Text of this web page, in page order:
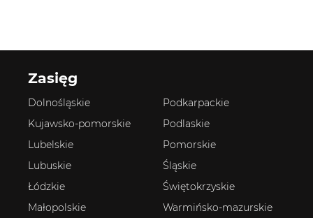
Zasięg
Dolnośląskie
Kujawsko-pomorskie
Lubelskie
Lubuskie
Łódzkie
Małopolskie
Podkarpackie
Podlaskie
Pomorskie
Śląskie
Świętokrzyskie
Warmińsko-mazurskie